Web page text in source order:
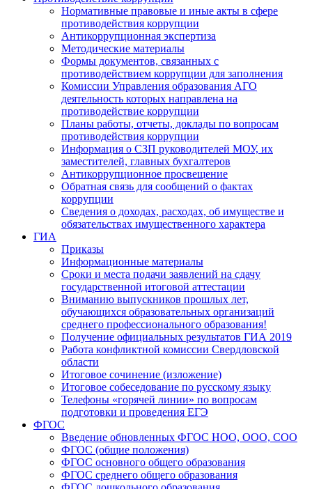
Нормативные правовые и иные акты в сфере
противодействия коррупции
Антикоррупционная экспертиза
Методические материалы
Формы документов, связанных с
противодействием коррупции для заполнения
Комиссии Управления образования АГО
деятельность которых направлена на
противодействие коррупции
Планы работы, отчеты, доклады по вопросам
противодействия коррупции
Информация о СЗП руководителей МОУ, их
заместителей, главных бухгалтеров
Антикоррупционное просвещение
Обратная связь для сообщений о фактах
коррупции
Сведения о доходах, расходах, об имуществе и
обязательствах имущественного характера
ГИА
Приказы
Информационные материалы
Сроки и места подачи заявлений на сдачу
государственной итоговой аттестации
Вниманию выпускников прошлых лет,
обучающихся образовательных организаций
среднего профессионального образования!
Получение официальных результатов ГИА 2019
Работа конфликтной комиссии Свердловской
области
Итоговое сочинение (изложение)
Итоговое собеседование по русскому языку
Телефоны «горячей линии» по вопросам
подготовки и проведения ЕГЭ
ФГОС
Введение обновленных ФГОС НОО, ООО, СОО
ФГОС (общие положения)
ФГОС основного общего образования
ФГОС среднего общего образования